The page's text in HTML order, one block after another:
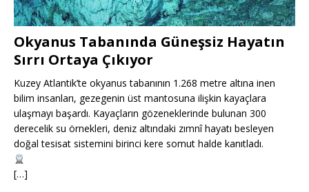
Okyanus Tabanında Güneşsiz Hayatın
Sırrı Ortaya Çıkıyor
Kuzey Atlantik’te okyanus tabanının 1.268 metre altına inen
bilim insanları, gezegenin üst mantosuna ilişkin kayaçlara
ulaşmayı başardı. Kayaçların gözeneklerinde bulunan 300
derecelik su örnekleri, deniz altındaki zımnî hayatı besleyen
doğal tesisat sistemini birinci kere somut halde kanıtladı.
[…]